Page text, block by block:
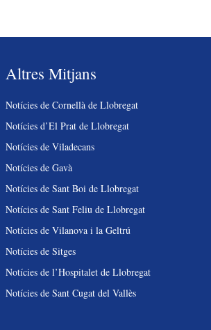
Altres Mitjans
Notícies de Cornellà de Llobregat
Notícies d’El Prat de Llobregat
Notícies de Viladecans
Notícies de Gavà
Notícies de Sant Boi de Llobregat
Notícies de Sant Feliu de Llobregat
Notícies de Vilanova i la Geltrú
Notícies de Sitges
Notícies de l’Hospitalet de Llobregat
Notícies de Sant Cugat del Vallès